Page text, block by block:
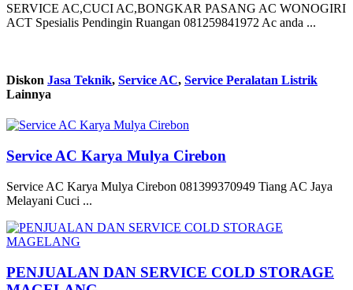
SERVICE AC,CUCI AC,BONGKAR PASANG AC WONOGIRI
ACT Spesialis Pendingin Ruangan 081259841972 Ac anda ...
Diskon Jasa Teknik, Service AC, Service Peralatan Listrik
Lainnya
Service AC Karya Mulya Cirebon
Service AC Karya Mulya Cirebon 081399370949 Tiang AC Jaya
Melayani Cuci ...
PENJUALAN DAN SERVICE COLD STORAGE